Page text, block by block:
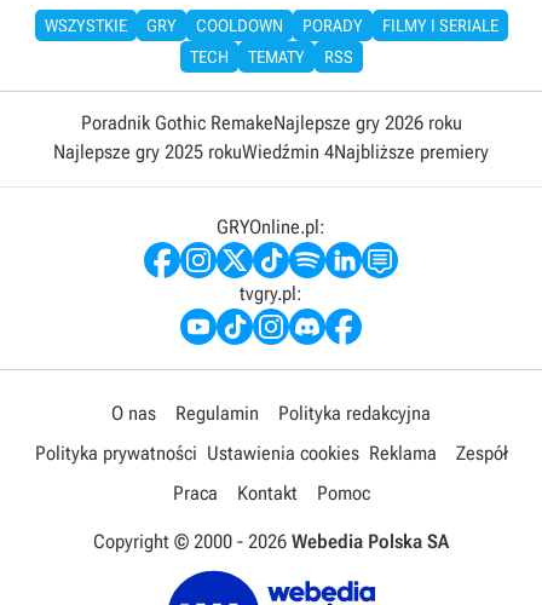
WSZYSTKIE GRY COOLDOWN PORADY
FILMY I SERIALE
TECH
TEMATY RSS
Poradnik Gothic RemakeNajlepsze gry 2026 roku
Najlepsze gry 2025 rokuWiedźmin 4Najbliższe premiery
GRYOnline.pl:
tvgry.pl:
O nas Regulamin
Polityka redakcyjna
Polityka prywatności Ustawienia cookies Reklama
Zespół
Praca
Kontakt Pomoc
Copyright © 2000 - 2026 Webedia Polska SA